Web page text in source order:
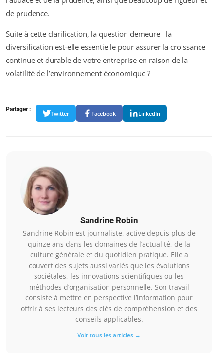
de prudence.
Suite à cette clarification, la question demeure : la
diversification est-elle essentielle pour assurer la croissance
continue et durable de votre entreprise en raison de la
volatilité de l’environnement économique ?
Partager :
Twitter Facebook LinkedIn
Sandrine Robin
Sandrine Robin est journaliste, active depuis plus de
quinze ans dans les domaines de l’actualité, de la
culture générale et du quotidien pratique. Elle a
couvert des sujets aussi variés que les évolutions
sociétales, les innovations scientifiques ou les
méthodes d’organisation personnelle. Son travail
consiste à mettre en perspective l’information pour
offrir à ses lecteurs des clés de compréhension et des
conseils applicables.
Voir tous les articles →